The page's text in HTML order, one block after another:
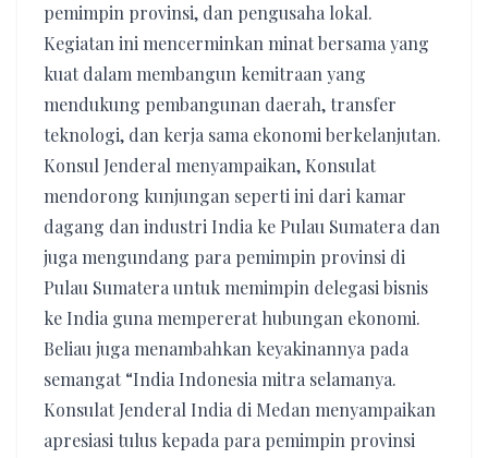
pemimpin provinsi, dan pengusaha lokal.
Kegiatan ini mencerminkan minat bersama yang
kuat dalam membangun kemitraan yang
mendukung pembangunan daerah, transfer
teknologi, dan kerja sama ekonomi berkelanjutan.
Konsul Jenderal menyampaikan, Konsulat
mendorong kunjungan seperti ini dari kamar
dagang dan industri India ke Pulau Sumatera dan
juga mengundang para pemimpin provinsi di
Pulau Sumatera untuk memimpin delegasi bisnis
ke India guna mempererat hubungan ekonomi.
Beliau juga menambahkan keyakinannya pada
semangat “India Indonesia mitra selamanya.
Konsulat Jenderal India di Medan menyampaikan
apresiasi tulus kepada para pemimpin provinsi